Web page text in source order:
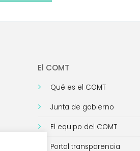
El COMT
Qué es el COMT
Junta de gobierno
El equipo del COMT
Portal transparencia